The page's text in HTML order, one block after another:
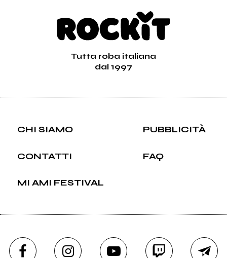
Tutta roba italiana
dal 1997
CHI SIAMO PUBBLICITÀ
CONTATTI FAQ
MI AMI FESTIVAL